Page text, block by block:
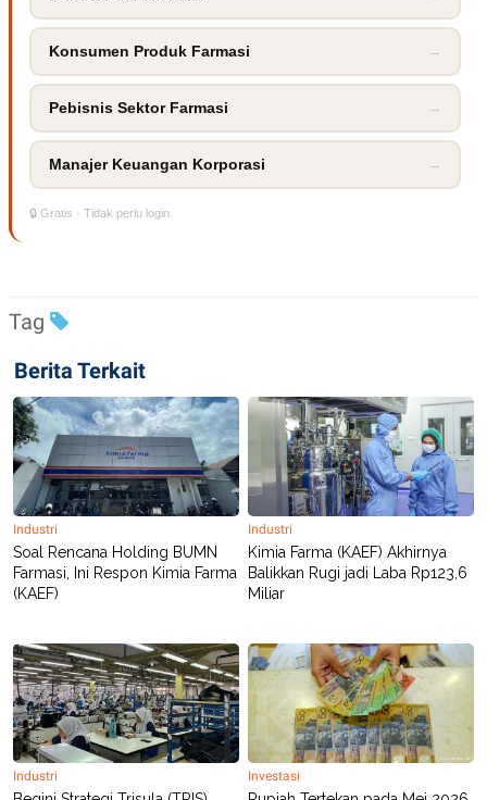
E
R
R
T
K
M
D
SITEMAP PROFILETERM
OF
USE
PEDOMAN
PEMBERITAAN
SIBER
PRIVACY
POLICY
Konsumen Produk Farmasi →
Pebisnis Sektor Farmasi →
Manajer Keuangan Korporasi →
🔒 Gratis · Tidak perlu login
Tag
Berita Terkait
Industri
Soal Rencana Holding BUMN
Farmasi, Ini Respon Kimia Farma
(KAEF)
Industri
Kimia Farma (KAEF) Akhirnya
Balikkan Rugi jadi Laba Rp123,6
Miliar
Industri Investasi